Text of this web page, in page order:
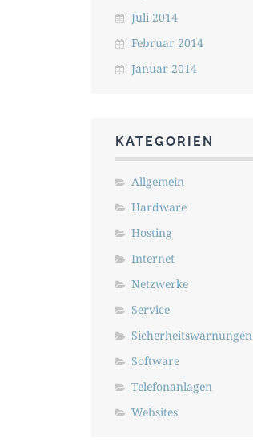
Juli 2014
Februar 2014
Januar 2014
KATEGORIEN
Allgemein
Hardware
Hosting
Internet
Netzwerke
Service
Sicherheitswarnungen
Software
Telefonanlagen
Websites